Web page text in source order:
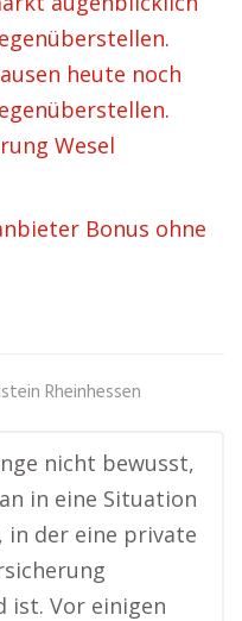
heute noch
Wesel
Bonus ohne
Rheinhessen
nicht bewusst,
in eine Situation
in der eine private
ist. Vor einigen